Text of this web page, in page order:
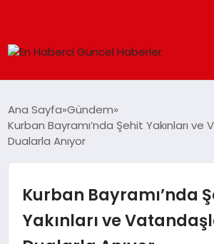
SPOR
Ana Sayfa Gündem
Kurban Bayramı’nda Şehit Yakınları
Dualarla Anıyor
Kurban Bayramı’nda
Yakınları ve